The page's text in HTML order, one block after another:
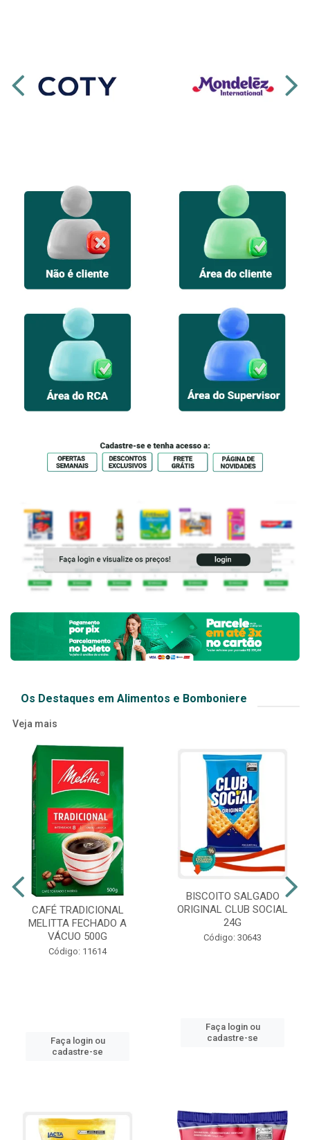
Os Destaques em Alimentos e Bomboniere
Veja mais
CAFÉ TRADICIONAL
MELITTA FECHADO A
VÁCUO 500G
Código: 11614
Faça login ou
cadastre-se
BISCOITO SALGADO
ORIGINAL CLUB SOCIAL
24G
Código: 30643
Faça login ou
cadastre-se